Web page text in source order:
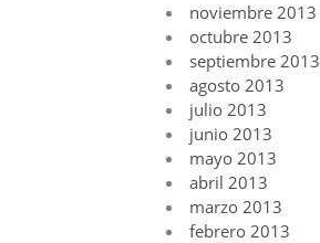
noviembre 2013
octubre 2013
septiembre 2013
agosto 2013
julio 2013
junio 2013
mayo 2013
abril 2013
marzo 2013
febrero 2013